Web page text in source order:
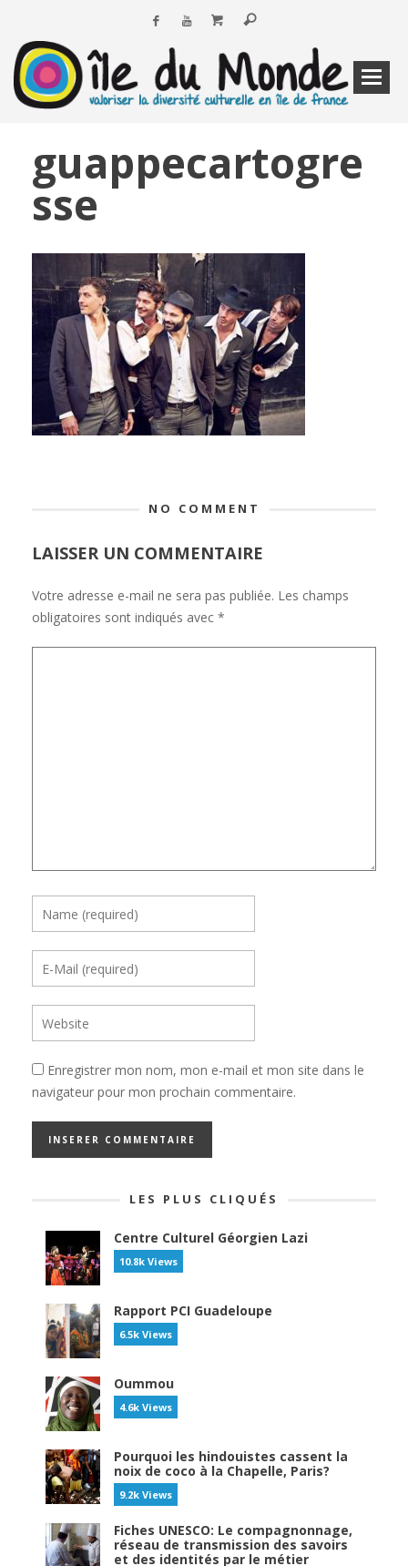
guappecartogre
sse
NO COMMENT
LAISSER UN COMMENTAIRE
Votre adresse e-mail ne sera pas publiée. Les champs
obligatoires sont indiqués avec *
Enregistrer mon nom, mon e-mail et mon site dans le
navigateur pour mon prochain commentaire.
LES PLUS CLIQUÉS
Centre Culturel Géorgien Lazi
10.8k Views
Rapport PCI Guadeloupe
6.5k Views
Oummou
4.6k Views
Pourquoi les hindouistes cassent la
noix de coco à la Chapelle, Paris?
9.2k Views
Fiches UNESCO: Le compagnonnage,
réseau de transmission des savoirs
et des identités par le métier